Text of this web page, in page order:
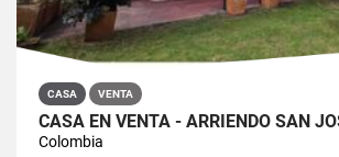
CASA VENTA
Colombia